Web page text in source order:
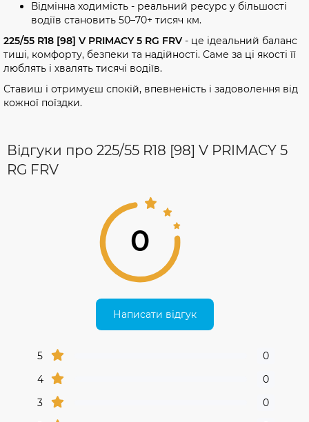
Відмінна ходимість - реальний ресурс у більшості
водіїв становить 50–70+ тисяч км.
225/55 R18 [98] V PRIMACY 5 RG FRV - це ідеальний баланс
тиші, комфорту, безпеки та надійності. Саме за ці якості її
люблять і хвалять тисячі водіїв.
Ставиш і отримуєш спокій, впевненість і задоволення від
кожної поїздки.
Відгуки про 225/55 R18 [98] V PRIMACY 5
RG FRV
0
Написати відгук
5
0
4
0
3
0